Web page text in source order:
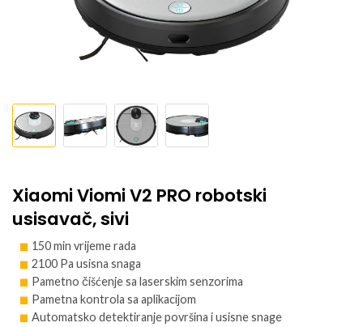
Xiaomi Viomi V2 PRO robotski
usisavač, sivi
150 min vrijeme rada
2100 Pa usisna snaga
Pametno čišćenje sa laserskim senzorima
Pametna kontrola sa aplikacijom
Automatsko detektiranje površina i usisne snage